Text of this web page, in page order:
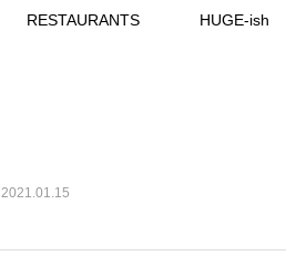
RESTAURANTS HUGE-ish
2021.01.15